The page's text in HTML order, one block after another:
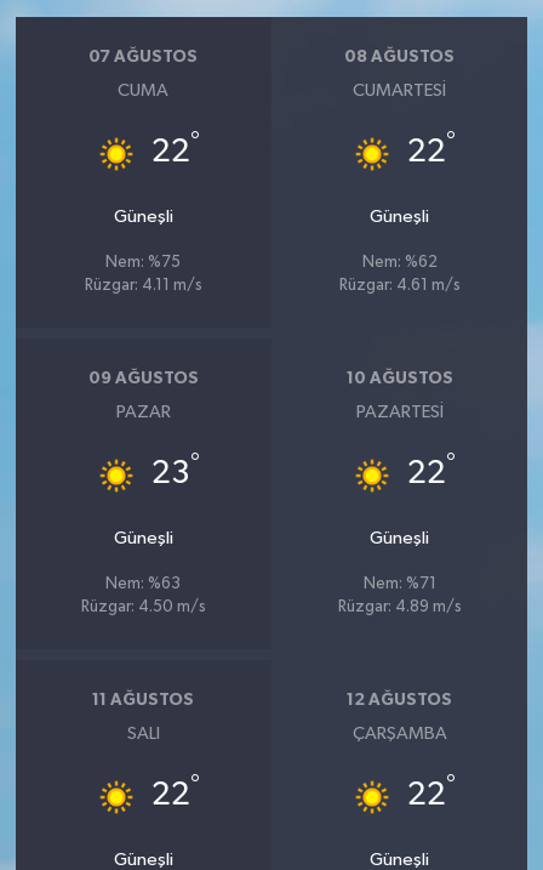
07 AĞUSTOS
CUMA
22°
Güneşli
Nem: %75
Rüzgar: 4.11 m/s
08 AĞUSTOS
CUMARTESI
22°
Güneşli
Nem: %62
Rüzgar: 4.61 m/s
09 AĞUSTOS
PAZAR
23°
Güneşli
Nem: %63
Rüzgar: 4.50 m/s
10 AĞUSTOS
PAZARTESI
22°
Güneşli
Nem: %71
Rüzgar: 4.89 m/s
11 AĞUSTOS
SALI
22°
Güneşli
12 AĞUSTOS
ÇARŞAMBA
22°
Güneşli